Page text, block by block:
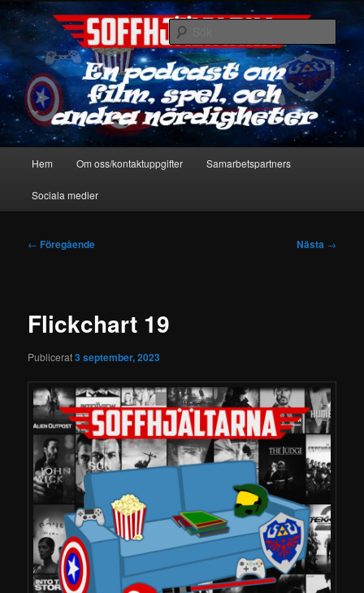
Hoppa
primärt
innehållSoffhjältarna
En podcast om film, spel & andra nördigheter
Sök
Hem Om oss/kontaktuppgifter Samarbetspartners
Sociala medier
Inläggsnavigering
← Föregående Nästa →
Flickchart 19
Publicerat3 september, 2023